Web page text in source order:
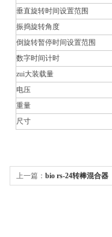
垂直旋转时间设置范围
振捣旋转角度
倒旋转暂停时间设置范围
数字时间计时
zui大装载量
电压
重量
尺寸
上一篇： bio rs-24转棒混合器